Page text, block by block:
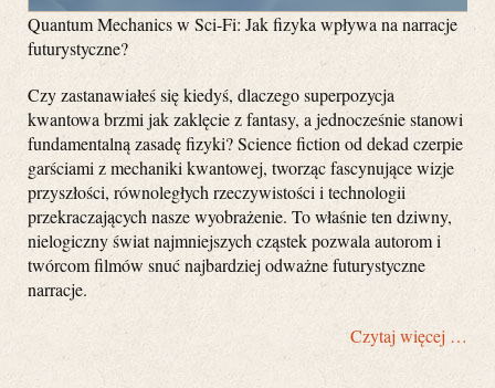
Quantum Mechanics w Sci-Fi: Jak fizyka wpływa na narracje
futurystyczne?
Czy zastanawiałeś się kiedyś, dlaczego superpozycja
kwantowa brzmi jak zaklęcie z fantasy, a jednocześnie stanowi
fundamentalną zasadę fizyki? Science fiction od dekad czerpie
garściami z mechaniki kwantowej, tworząc fascynujące wizje
przyszłości, równoległych rzeczywistości i technologii
przekraczających nasze wyobrażenie. To właśnie ten dziwny,
nielogiczny świat najmniejszych cząstek pozwala autorom i
twórcom filmów snuć najbardziej odważne futurystyczne
narracje.
Czytaj więcej …